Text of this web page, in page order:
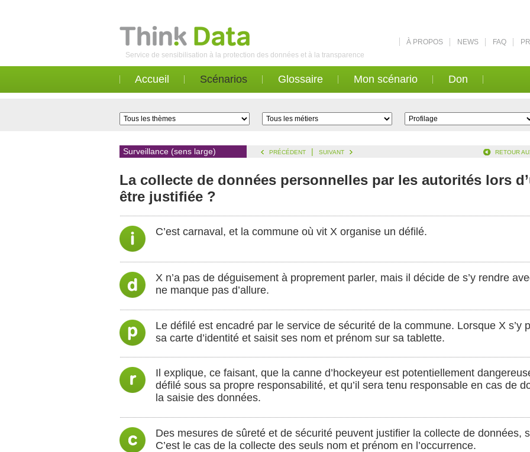
Service de sensibilisation à la protection des données et à la transparence
À PROPOS NEWS FAQ
Accueil Scénarios Glossaire Mon scénario Don
Surveillance (sens large) PRÉCÉDENT | SUIVANT RETOUR
La collecte de données personnelles par les autorités lors
être justifiée ?
C’est carnaval, et la commune où vit X organise un défilé.
X n’a pas de déguisement à proprement parler, mais il décide de s’y rendre
ne manque pas d’allure.
Le défilé est encadré par le service de sécurité de la commune. Lorsque X s’y
sa carte d’identité et saisit ses nom et prénom sur sa tablette.
Il explique, ce faisant, que la canne d’hockeyeur est potentiellement
défilé sous sa propre responsabilité, et qu’il sera tenu responsable en cas de
la saisie des données.
Des mesures de sûreté et de sécurité peuvent justifier la collecte de données,
C’est le cas de la collecte des seuls nom et prénom en l’occurrence.